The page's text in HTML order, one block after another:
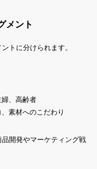
メント
トに分けられます。
、高齢者
素材へのこだわり
開発やマーケティング戦